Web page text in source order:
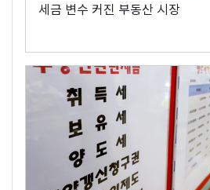
세금 변수 커진 부동산 시장